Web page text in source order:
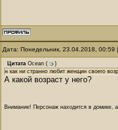
Дата: Понедельник, 23.04.2018,
Цитата Ocean (
)
н как ни странно любит женщин своего
А какой возраст у него?
Внимание! Персонаж находится в домике,